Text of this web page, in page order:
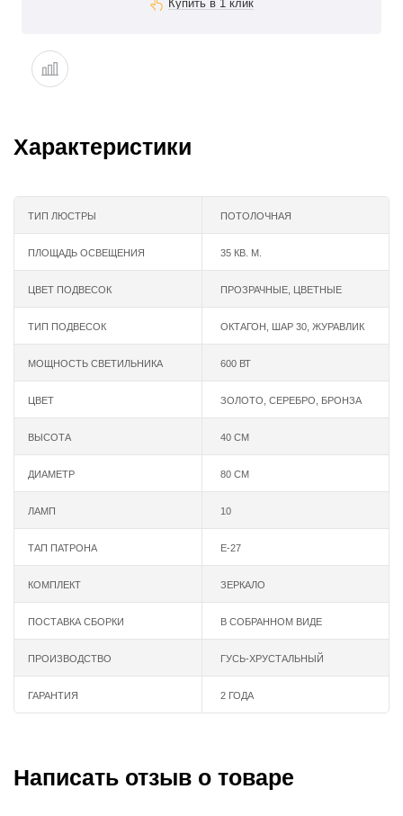
Характеристики
ТИП ЛЮСТРЫ ПОТОЛОЧНАЯ
ПЛОЩАДЬ ОСВЕЩЕНИЯ 35 КВ. М.
ЦВЕТ ПОДВЕСОК ПРОЗРАЧНЫЕ, ЦВЕТНЫЕ
ТИП ПОДВЕСОК ОКТАГОН, ШАР 30, ЖУРАВЛИК
МОЩНОСТЬ СВЕТИЛЬНИКА 600 ВТ
ЦВЕТ ЗОЛОТО СЕРЕБРО БРОНЗА
ВЫСОТА 40 СМ
ДИАМЕТР 80 СМ
ЛАМП 10
ТАП ПАТРОНА Е-27
КОМПЛЕКТ ЗЕРКАЛО
ПОСТАВКА СБОРКИ В СОБРАННОМ ВИДЕ
ПРОИЗВОДСТВО ГУСЬ-ХРУСТАЛЬНЫЙ
ГАРАНТИЯ 2 ГОДА
Написать отзыв о товаре